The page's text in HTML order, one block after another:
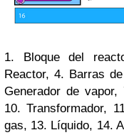
1. Bloque del
Reactor, 4. Barras
Generador de
10. Transformador,
gas, 13. Líquido, 14.